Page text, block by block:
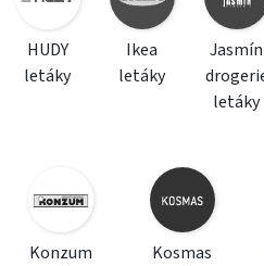
HUDY
letáky
Ikea
letáky
Jasmín
letáky
Konzum
Kosmas